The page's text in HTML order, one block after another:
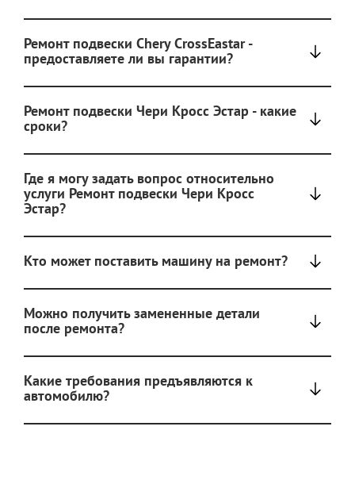
Ремонт подвески Chery CrossEastar -
предоставляете ли вы гарантии?
Ремонт подвески Чери Кросс Эстар - какие
сроки?
Где я могу задать вопрос относительно
услуги Ремонт подвески Чери Кросс
Эстар?
Кто может поставить машину на ремонт?
Можно получить замененные детали
после ремонта?
Какие требования предъявляются к
автомобилю?